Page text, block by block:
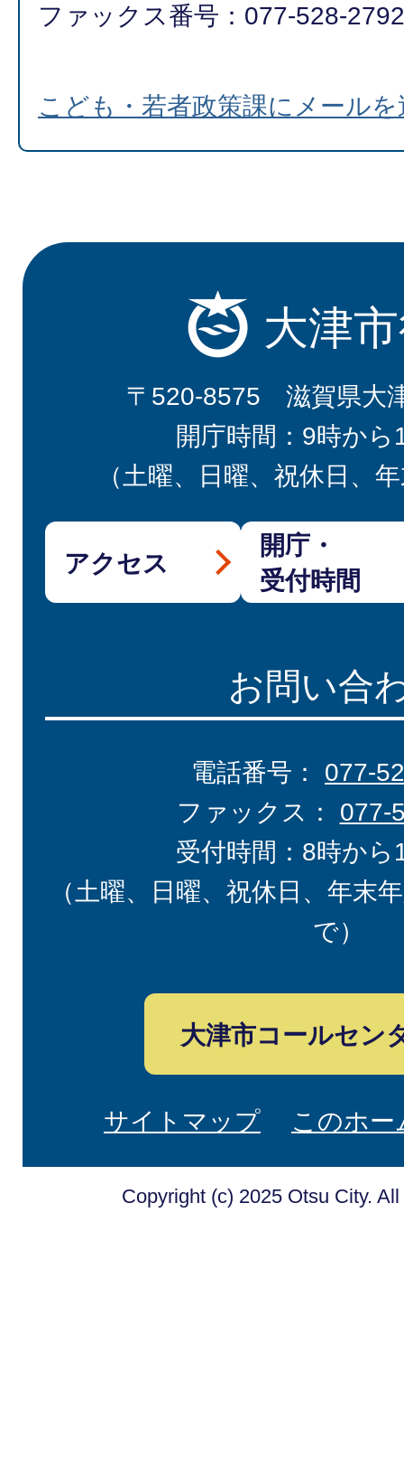
ファックス番号：077-528-2792
こども・若者政策課にメールを
大津
〒520-8575 滋賀県大
開庁時間：9時から
（土曜、日曜、祝休日、
アクセス
開庁・
受付時間
お問い合
電話番号： 077-
ファックス： 077-
受付時間：8時から
（土曜、日曜、祝休日、年末
で）
大津市コールセン
サイトマップ このホ
Copyright (c) 2025 Otsu City.